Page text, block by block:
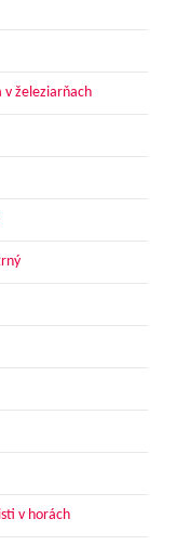
v železiarňach
v horách